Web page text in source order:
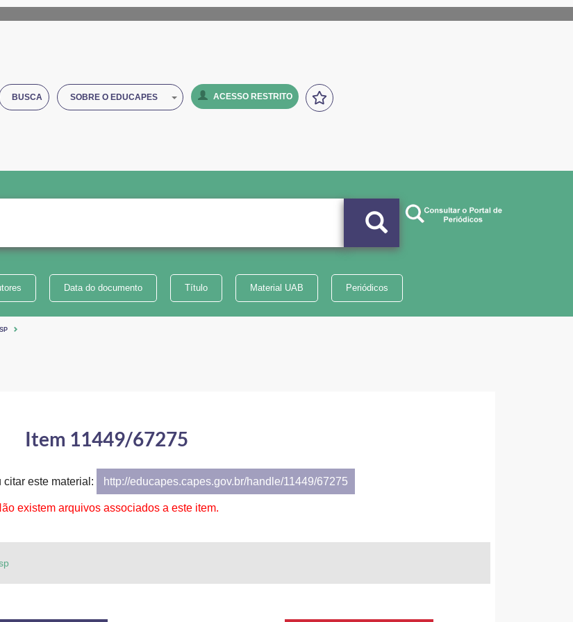
BUSCA SOBRE O EDUCAPES ACESSO RESTRITO
Data do documento Título Material UAB Periódicos
Item 11449/67275
este material: http://educapes.capes.gov.br/handle/11449/67275
existem arquivos associados a este item.